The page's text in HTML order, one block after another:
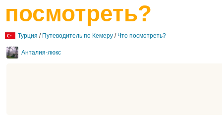
посмотреть?
Турция / Путеводитель по Кемеру / Что посмотреть?
Анталия-люкс